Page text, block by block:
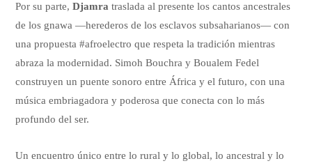
Por su parte,Djamra traslada al presente los cantos ancestrales
de los gnawa —herederos de los esclavos subsaharianos— con
una propuesta #afroelectro que respeta la tradición mientras
abraza la modernidad. Simoh Bouchra y Boualem Fedel
construyen un puente sonoro entre África y el futuro, con una
música embriagadora y poderosa que conecta con lo más
profundo del ser.
Un encuentro único entre lo rural y lo global, lo ancestral y lo